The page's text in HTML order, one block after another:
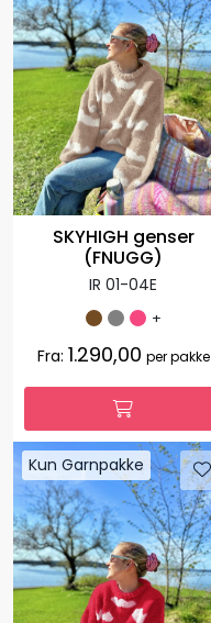
SKYHIGH genser
(FNUGG)
IR 01-04E
+
Fra: 1.290,00 per pakke
Kun Garnpakke